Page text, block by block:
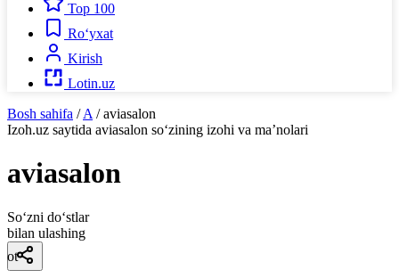
Top 100
Ro‘yxat
Kirish
Lotin.uz
Bosh sahifa / A / aviasalon
Izoh.uz saytida aviasalon so‘zining izohi va ma’nolari
aviasalon
So‘zni do‘stlar
bilan ulashing
ot